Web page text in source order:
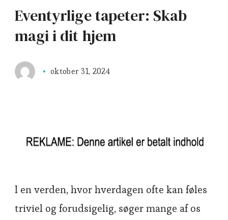
Eventyrlige tapeter: Skab
magi i dit hjem
oktober 31, 2024
I en verden, hvor hverdagen ofte kan føles
triviel og forudsigelig, søger mange af os